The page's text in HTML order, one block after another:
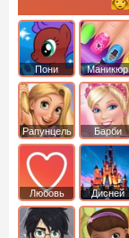
Пони
креатор
Маникюр
Рапунцель Барби
Любовь Дисней